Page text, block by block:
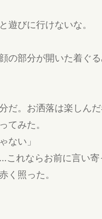
遊びに行けないな。
の部分が開いた着ぐ
だ。お洒落は楽しんだ
てみた。
ない」
れならお前に言い寄
く照った。